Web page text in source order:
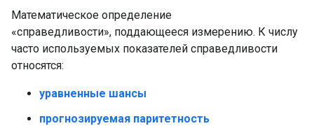
Математическое определение
«справедливости», поддающееся измерению. К числу
часто используемых показателей справедливости
относятся:
уравненные шансы
прогнозируемая паритетность